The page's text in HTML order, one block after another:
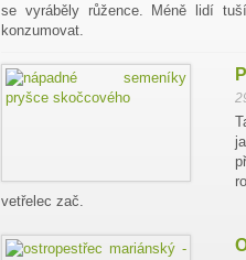
se vyráběly růžence. Méně lidí
konzumovat.
vetřelec zač.